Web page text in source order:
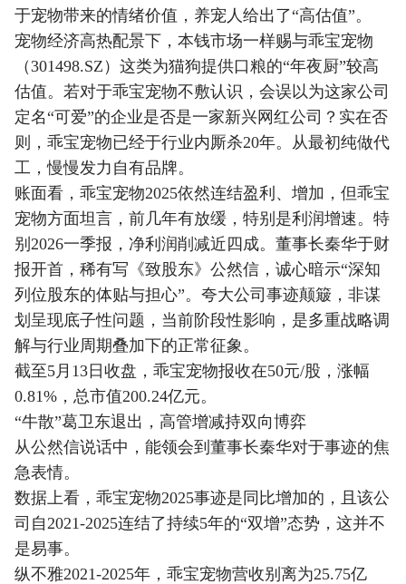
于宠物带来的情绪价值，养宠人给出了“高估值”。
宠物经济高热配景下，本钱市场一样赐与乖宝宠物
（301498.SZ）这类为猫狗提供口粮的“年夜厨”较高
估值。若对于乖宝宠物不敷认识，会误以为这家公司
定名“可爱”的企业是否是一家新兴网红公司？实在否
则，乖宝宠物已经于行业内厮杀20年。从最初纯做代
工，慢慢发力自有品牌。
账面看，乖宝宠物2025依然连结盈利、增加，但乖宝
宠物方面坦言，前几年有放缓，特别是利润增速。特
别2026一季报，净利润削减近四成。董事长秦华于财
报开首，稀有写《致股东》公然信，诚心暗示“深知
列位股东的体贴与担心”。夸大公司事迹颠簸，非谋
划呈现底子性问题，当前阶段性影响，是多重战略调
解与行业周期叠加下的正常征象。
截至5月13日收盘，乖宝宠物报收在50元/股，涨幅
0.81%，总市值200.24亿元。
“牛散”葛卫东退出，高管增减持双向博弈
从公然信说话中，能领会到董事长秦华对于事迹的焦
急表情。
数据上看，乖宝宠物2025事迹是同比增加的，且该公
司自2021-2025连结了持续5年的“双增”态势，这并不
是易事。
纵不雅2021-2025年，乖宝宠物营收别离为25.75亿